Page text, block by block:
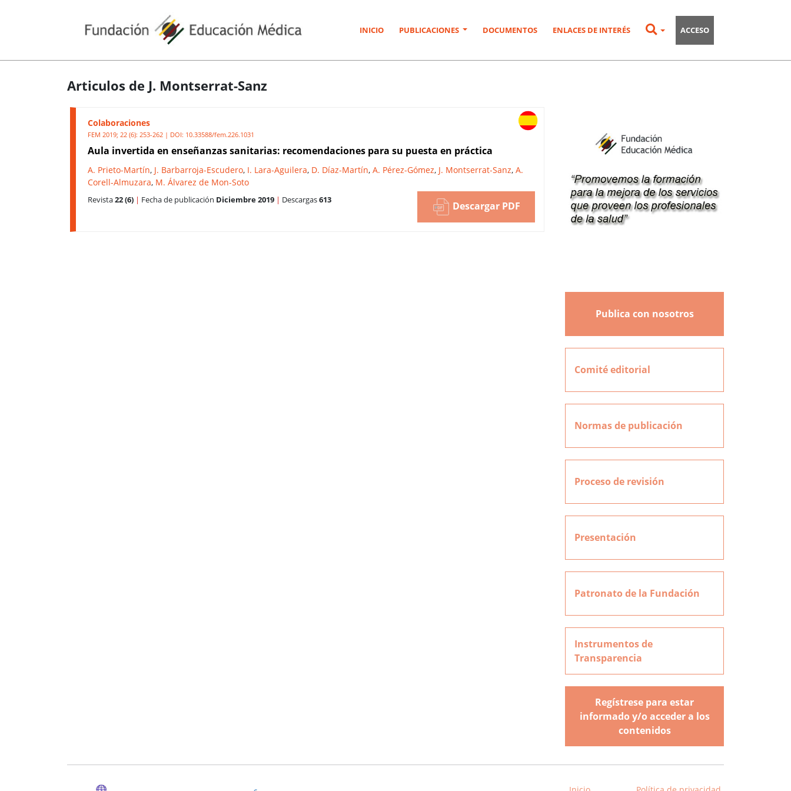
INICIO PUBLICACIONES DOCUMENTOS ENLACES DE INTERÉS ACCESO
Articulos de J. Montserrat-Sanz
Colaboraciones
FEM 2019; 22 (6): 253-262 | DOI: 10.33588/fem.226.1031
Aula invertida en enseñanzas sanitarias: recomendaciones para su puesta en práctica
A. Prieto-Martín, J. Barbarroja-Escudero, I. Lara-Aguilera, D. Díaz-Martín, A. Pérez-Gómez, J. Montserrat-Sanz, A.
Corell-Almuzara, M. Álvarez de Mon-Soto
Revista22 (6) | Fecha de publicación Diciembre 2019 | Descargas613 Descargar PDF
Publica con nosotros
Comité editorial
Normas de publicación
Proceso de revisión
Presentación
Patronato de la Fundación
Instrumentos de
Transparencia
Regístrese para estar
informado y/o acceder a los
contenidos